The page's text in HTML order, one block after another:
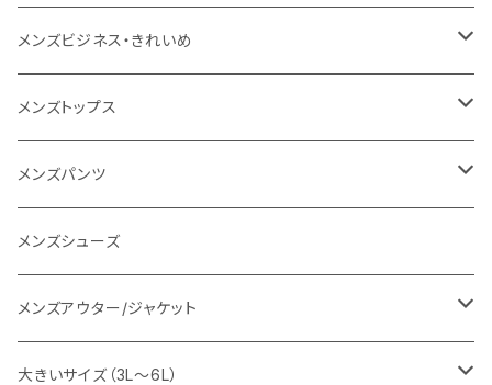
1PIU1UGUALE3 RELAX
go slow caravan
SY32 by SWEET YEARS
URBAN SQUARE
EDWIN
snow peak
レディース
メンズ
レディース
メンズビジネス・きれいめ
スーツ
カジュアルセットアップ
スラックス
ワイシャツ
シューズ
メンズトップス
Tシャツ/カットソー
シャツ/ポロシャツ
パーカー/スウェット
ニット
メンズパンツ
デニムパンツ
イージーパンツ
スラックス
メンズシューズ
メンズアウター/ジャケット
ジャケット
大きいサイズ（3L～6L）